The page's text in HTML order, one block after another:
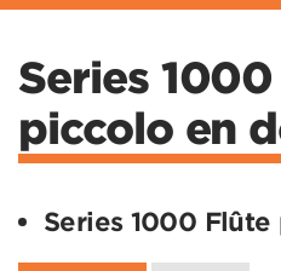
Series
piccolo en
Series 1000